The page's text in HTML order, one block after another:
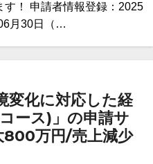
す！ 申請者情報登録：2025
月30日（…
変化に対応した経
ース)」の申請サ
万円/売上減少